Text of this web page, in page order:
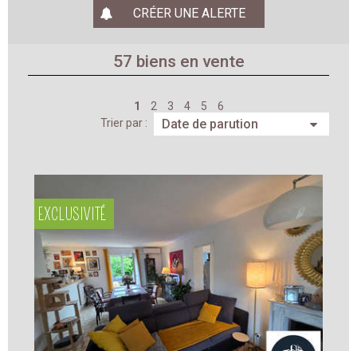
CRÉER UNE ALERTE
57 biens en vente
1 2 3 4 5
6
Trier par :
EXCLUSIVITÉ